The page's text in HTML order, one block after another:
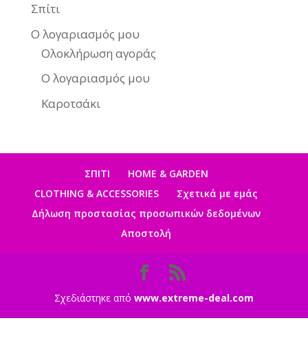
Σπίτι
Ο λογαριασμός μου
Ολοκλήρωση αγοράς
Ο λογαριασμός μου
Καροτσάκι
ΣΠΙΤΙ
HOME & GARDEN
CLOTHING & ACCESSORIES
Σχετικά με εμάς
Δήλωση προστασίας προσωπικών δεδομένων
Αποστολή
Σχεδιάστηκε από www.extreme-deal.com